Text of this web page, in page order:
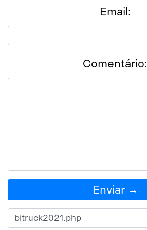
Email:
Comentário:
Enviar →